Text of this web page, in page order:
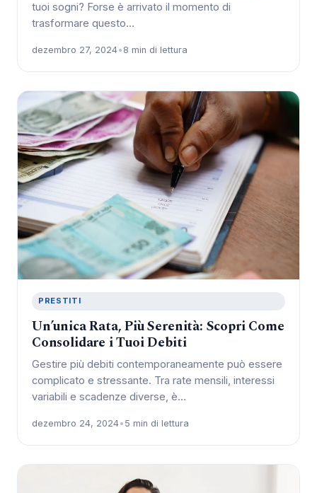
tuoi sogni? Forse è arrivato il momento di
trasformare questo…
dezembro 27, 2024• 8 min di lettura
PRESTITI
Un’unica Rata, Più Serenità: Scopri Come
Consolidare i Tuoi Debiti
Gestire più debiti contemporaneamente può essere
complicato e stressante. Tra rate mensili, interessi
variabili e scadenze diverse, è…
dezembro 24, 2024• 5 min di lettura